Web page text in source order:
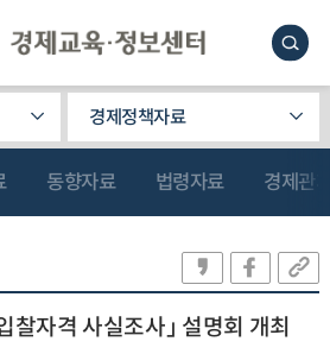
경제정책자료
동향자료 법령자료 경제관
찰자격 사실조사」 설명회 개최